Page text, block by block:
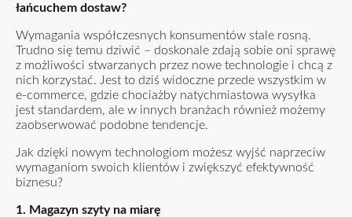
łańcuchem dostaw?
Wymagania współczesnych konsumentów stale rosną.
Trudno się temu dziwić – doskonale zdają sobie oni sprawę
z możliwości stwarzanych przez nowe technologie i chcą z
nich korzystać. Jest to dziś widoczne przede wszystkim w
e-commerce, gdzie chociażby natychmiastowa wysyłka
jest standardem, ale w innych branżach również możemy
zaobserwować podobne tendencje.
Jak dzięki nowym technologiom możesz wyjść naprzeciw
wymaganiom swoich klientów i zwiększyć efektywność
biznesu?
1. Magazyn szyty na miarę